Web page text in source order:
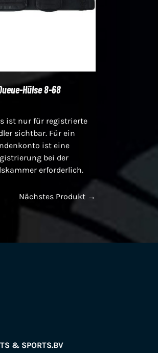
Hülse 8-68
ist nur für registrierte
sichtbar. Für ein
ist eine
bei der
erforderlich.
Nächstes Produkt →
& SPORTS.BV